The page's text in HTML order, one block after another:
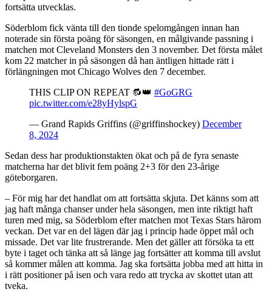
fortsätta utvecklas.
Söderblom fick vänta till den tionde spelomgången innan han
noterade sin första poäng för säsongen, en målgivande passning i
matchen mot Cleveland Monsters den 3 november. Det första målet
kom 22 matcher in på säsongen då han äntligen hittade rätt i
förlängningen mot Chicago Wolves den 7 december.
THIS CLIP ON REPEAT 🔂👑 #GoGRG
pic.twitter.com/e28yHylspG
— Grand Rapids Griffins (@griffinshockey) December
8, 2024
Sedan dess har produktionstakten ökat och på de fyra senaste
matcherna har det blivit fem poäng 2+3 för den 23-årige
göteborgaren.
– För mig har det handlat om att fortsätta skjuta. Det känns som att
jag haft många chanser under hela säsongen, men inte riktigt haft
turen med mig, sa Söderblom efter matchen mot Texas Stars härom
veckan. Det var en del lägen där jag i princip hade öppet mål och
missade. Det var lite frustrerande. Men det gäller att försöka ta ett
byte i taget och tänka att så länge jag fortsätter att komma till avslut
så kommer målen att komma. Jag ska fortsätta jobba med att hitta in
i rätt positioner på isen och vara redo att trycka av skottet utan att
tveka.